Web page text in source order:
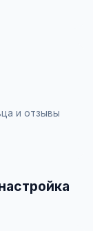
и отзывы